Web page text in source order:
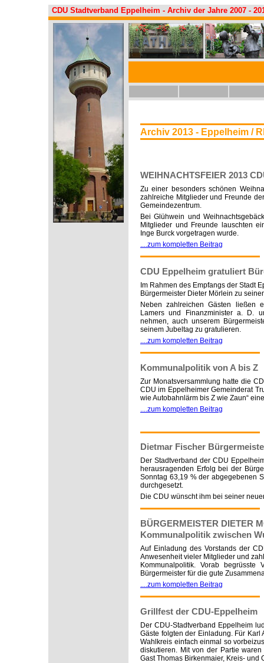
CDU Stadtverband Eppelheim - Archiv der Jahre 2007 -
Archiv 2013 - Eppelheim /
WEIHNACHTSFEIER 2013
Zu einer besonders schönen
zahlreiche Mitglieder und Freunde
Gemeindezentrum.
Bei Glühwein und
Mitglieder und Freunde lauschten
Inge Burck vorgetragen wurde.
....zum kompletten Beitrag
CDU Eppelheim gratuliert
Im Rahmen des Empfangs der Stadt
Bürgermeister Dieter Mörlein zu
Neben zahlreichen Gästen ließen
Lamers und Finanzminister a. D.
nehmen, auch unserem
seinem Jubeltag zu gratulieren.
....zum kompletten Beitrag
Kommunalpolitik von A bis Z
Zur Monatsversammlung hatte die
CDU im Eppelheimer Gemeinderat
wie Autobahnlärm bis Z wie Zaun“
....zum kompletten Beitrag
Dietmar Fischer
Der Stadtverband der CDU
herausragenden Erfolg bei der
Sonntag 63,19 % der abgegebenen
durchgesetzt.
Die CDU wünscht ihm bei seiner
BÜRGERMEISTER DIETER
Kommunalpolitik zwischen
Auf Einladung des Vorstands der
Anwesenheit vieler Mitglieder und
Kommunalpolitik. Vorab
Bürgermeister für die gute
....zum kompletten Beitrag
Grillfest der CDU-Eppelheim
Der CDU-Stadtverband Eppelheim
Gäste folgten der Einladung. Für
Wahlkreis einfach einmal so
diskutieren. Mit von der Partie
Gast Thomas Birkenmaier, Kreis- und